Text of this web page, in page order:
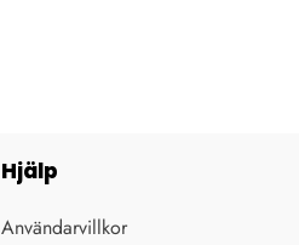
Hjälp
Användarvillkor